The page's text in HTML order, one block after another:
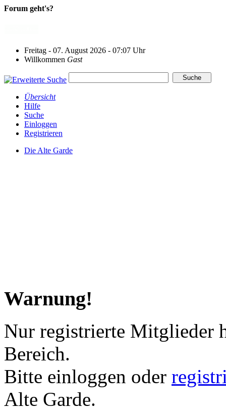
Forum geht's?
Freitag - 07. August 2026 - 07:07 Uhr
Willkommen Gast
Übersicht
Hilfe
Suche
Einloggen
Registrieren
Die Alte Garde
Warnung!
Nur registrierte Mitglieder
Bereich.
Bitte einloggen oder
Alte Garde.